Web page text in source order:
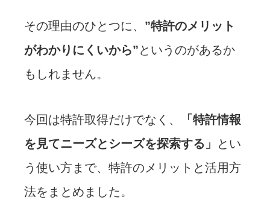
その理由のひとつに、 ”特許のメリット
がわかりにくいから”というのがあるか
もしれません。
今回は特許取得だけでなく、
「特許情報
を見てニーズとシーズを探索する」
とい
う使い方まで、特許のメリットと活用方
法をまとめました。